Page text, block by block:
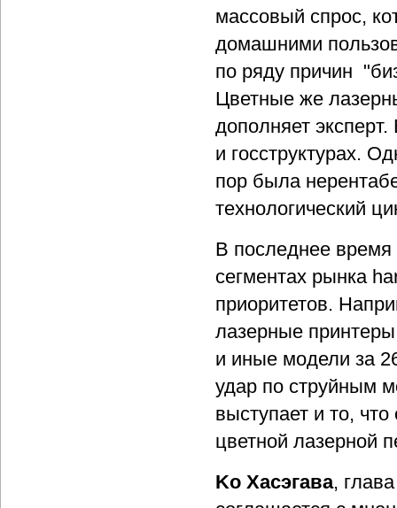
массовый спрос,
домашними
по ряду причин
Цветные же
дополняет
и госструктурах.
пор была
технологический
В последнее время
сегментах рынка
приоритетов.
лазерные
и иные модели за
удар по струйным
выступает и то,
цветной лазерной
Ko Хасэгава,